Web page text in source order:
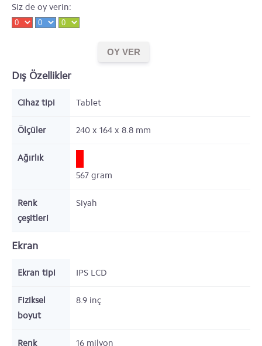
Siz de oy verin:
Dış Özellikler
Cihaz tipi Tablet
Ölçüler 240 x 164 x 8.8 mm
Ağırlık
567 gram
Renk
çeşitleri
Siyah
Ekran
Ekran tipi IPS LCD
Fiziksel
boyut
8.9 inç
Renk 16 milyon